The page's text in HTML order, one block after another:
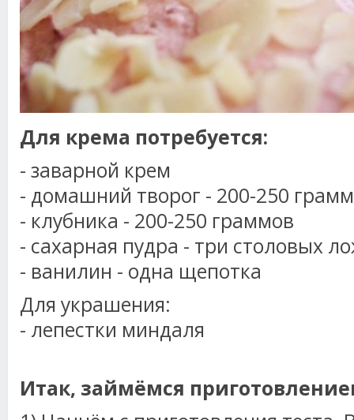
Для крема потребуется:
- заварной крем
- домашний творог - 200-250
- клубника - 200-250 граммов
- сахарная пудра - три столовых
- ванилин - одна щепотка
Для украшения:
- лепестки миндаля
Итак, займёмся